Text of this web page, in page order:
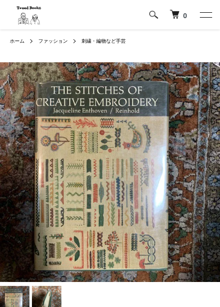
0
ホーム ファッション 刺繍・編物など手芸